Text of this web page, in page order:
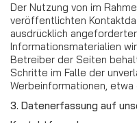
Der Nutzung von im
veröffentlichten
ausdrücklich
Informationsmaterialien
Betreiber der Seiten
Schritte im Falle der
Werbeinformationen, etwa
3. Datenerfassung auf